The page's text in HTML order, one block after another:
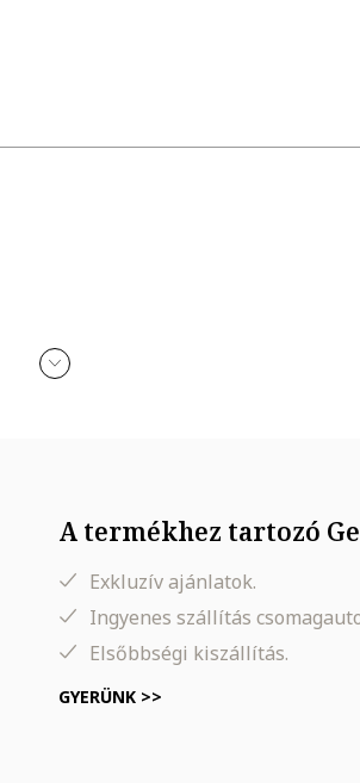
A termékhez tartozó
Exkluzív ajánlatok.
Ingyenes szállítás
Elsőbbségi kiszállítás.
GYERÜNK >>